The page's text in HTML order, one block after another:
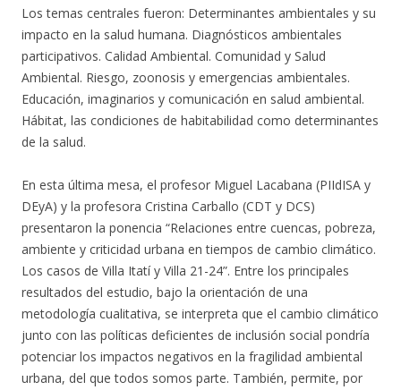
Los temas centrales fueron: Determinantes ambientales y su
impacto en la salud humana. Diagnósticos ambientales
participativos. Calidad Ambiental. Comunidad y Salud
Ambiental. Riesgo, zoonosis y emergencias ambientales.
Educación, imaginarios y comunicación en salud ambiental.
Hábitat, las condiciones de habitabilidad como determinantes
de la salud.
En esta última mesa, el profesor Miguel Lacabana (PIIdISA y
DEyA) y la profesora Cristina Carballo (CDT y DCS)
presentaron la ponencia “Relaciones entre cuencas, pobreza,
ambiente y criticidad urbana en tiempos de cambio climático.
Los casos de Villa Itatí y Villa 21-24”. Entre los principales
resultados del estudio, bajo la orientación de una
metodología cualitativa, se interpreta que el cambio climático
junto con las políticas deficientes de inclusión social pondría
potenciar los impactos negativos en la fragilidad ambiental
urbana, del que todos somos parte. También, permite, por